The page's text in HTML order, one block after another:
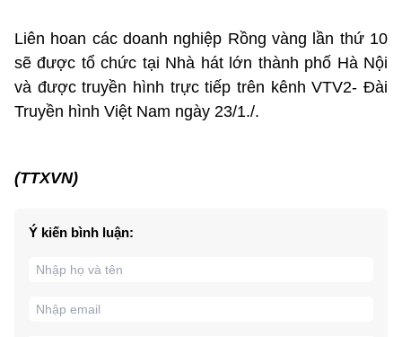
Liên hoan các doanh nghiệp Rồng vàng lần thứ 10
sẽ được tổ chức tại Nhà hát lớn thành phố Hà Nội
và được truyền hình trực tiếp trên kênh VTV2- Đài
Truyền hình Việt Nam ngày 23/1./.
(TTXVN)
Ý kiến bình luận: